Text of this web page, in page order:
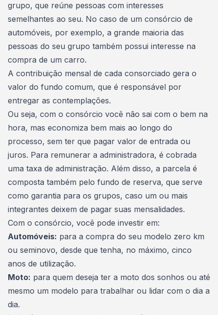
grupo, que reúne pessoas com interesses
semelhantes ao seu. No caso de um consórcio de
automóveis, por exemplo, a grande maioria das
pessoas do seu grupo também possui interesse na
compra de um carro.
A contribuição mensal de cada consorciado gera o
valor do fundo comum, que é responsável por
entregar as contemplações.
Ou seja, com o consórcio você não sai com o bem na
hora, mas economiza bem mais ao longo do
processo, sem ter que pagar valor de entrada ou
juros. Para remunerar a administradora, é cobrada
uma taxa de administração. Além disso, a parcela é
composta também pelo fundo de reserva, que serve
como garantia para os grupos, caso um ou mais
integrantes deixem de pagar suas mensalidades.
Com o consórcio, você pode investir em:
Automóveis: para a compra do seu modelo zero km
ou seminovo, desde que tenha, no máximo, cinco
anos de utilização.
Moto: para quem deseja ter a moto dos sonhos ou até
mesmo um modelo para trabalhar ou lidar com o dia a
dia.